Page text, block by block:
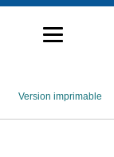
Version imprimable